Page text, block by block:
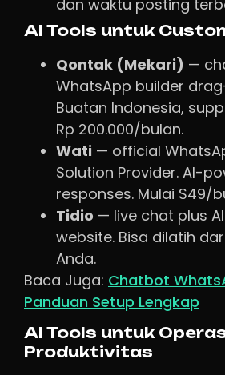
dan waktu posting
AI Tools untuk
Qontak (Mekari) —
WhatsApp builder
Buatan Indonesia,
Rp 200.000/bulan.
Wati — official
Solution Provider. AI-
responses. Mulai $49/
Tidio — live chat plus
website. Bisa dilatih
Anda.
Baca Juga: Chatbot
Panduan Setup Lengkap
AI Tools untuk
Produktivitas